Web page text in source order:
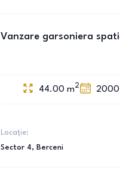
Vanzare garsoniera
44.00 m2
Locație:
Sector 4, Berceni